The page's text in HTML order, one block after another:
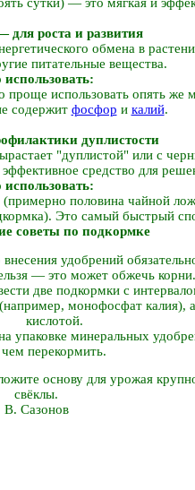
роста и развития
обмена в
питательные вещества.
использовать:
использовать опять же
содержит фосфор и калий.
дуплистости
"дуплистой" или с
средство для
использовать:
половина чайной
Это самый быстрый
советы по подкормке
удобрений
— это может обжечь корни.
две подкормки с
монофосфат калия),
кислотой.
упаковке минеральных
чем перекормить.
основу для урожая
свёклы.
В. Сазонов